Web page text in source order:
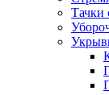
Тачки